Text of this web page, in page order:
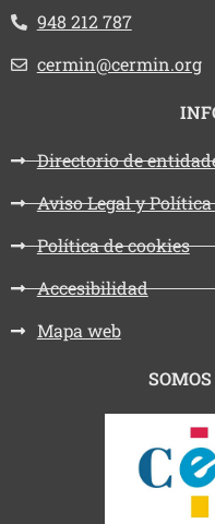
Teléfono:
948 212 787
Email:
cermin@cermin.org
Directorio de
Aviso Legal y
Política de cookies
Accesibilidad
Mapa web